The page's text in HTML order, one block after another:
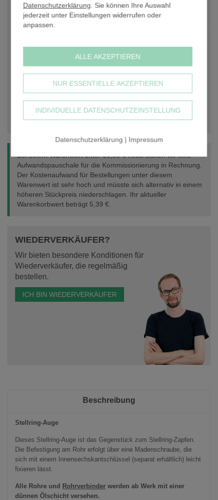
Datenschutzerklärung. Sie können Ihre Auswahl
jederzeit unter Einstellungen widerrufen oder
anpassen.
ALLE AKZEPTIEREN
INDIVIDUELLE DATENSCHUTZEINSTELLUNG
NUR ESSENTIELLE AKZEPTIEREN
Datenschutzerklärung | Impressum
Anzahl
inkl. 19% USt, zzgl.Versandkosten
IN DEN WARENKORB
Bei einem Warenwert unter 30,00 € netto stellen wir eine
Aufwandspauschale für die Kommissionierung in Rechnung.
Der Kostenaufwand für Bestellungen unter diesem
Warenwert ist sehr hoch und müsste sich alternativ in einem
höheren Stückpreis niederschlagen. Ihr aktueller
Warenkorbwert beträgt 5,39 €
WIEDERVERKÄUFER?
Wir bieten besondere Konditionen für
Wiederverkäufer, die regelmäßig
bestellen.
ICH BIN WIEDERVERKÄUFER
Beschreibung
Stellring-Auge
Dieses Stellring-Auge ist das Gegenstück zum Stellring-Zapfen.
Die Befestigung am Rohr erfolgt über eine Madenschraube, die
sich mit einem Innensechskantschlüssel (separat erhältlich) leicht
fixieren lässt.
Alle Rohre und Rohrverbinder werden ab Werk mit einer
dünnen Ölschicht versehen.